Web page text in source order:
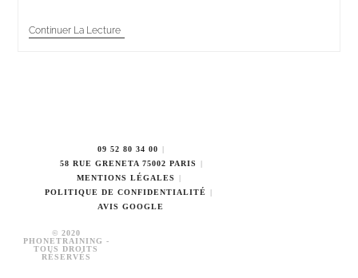
Continuer La Lecture
09 52 80 34 00
58 RUE GRENETA 75002 PARIS
MENTIONS LÉGALES
POLITIQUE DE CONFIDENTIALITÉ
AVIS GOOGLE
© 2020
PHONETRAINING -
TOUS DROITS
RÉSERVÉS